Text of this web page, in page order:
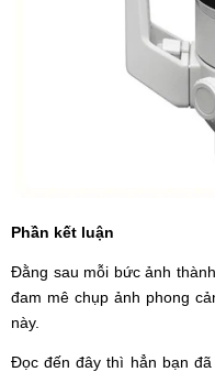
Phần kết luận
Đằng sau mỗi bức ảnh
đam mê chụp ảnh phong
này.
Đọc đến đây thì hẳn bạn